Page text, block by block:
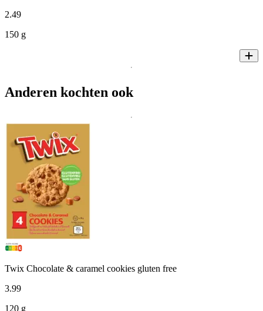
2.49
150 g
Anderen kochten ook
Twix Chocolate & caramel cookies gluten free
3.99
120 g